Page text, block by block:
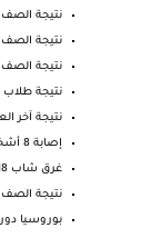
نتيجة الصف
نتيجة الصف
نتيجة الصف
نتيجة طلاب
نتيجة آخر
إصابة 8 أشخاص في سقوط لعبة بمول شهير بالإسكندرية.....
غرق شاب 18عام فى نهر النيل بقرية النويرات مركز الع...
نتيجة الصف
بوروسيا